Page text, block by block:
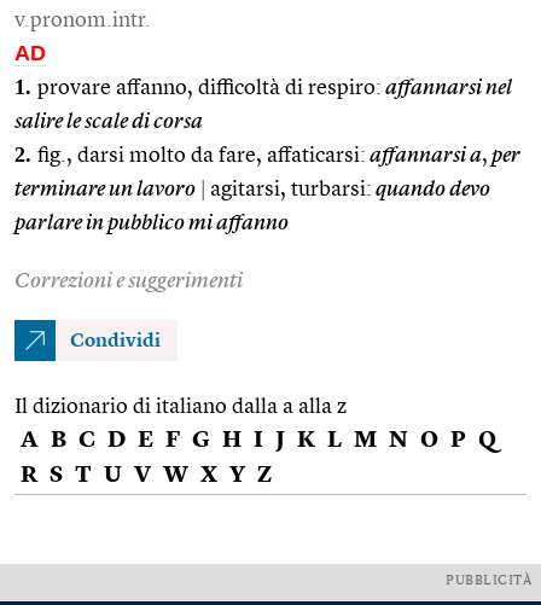
v.pronom.intr.
AD
1. provare affanno, difficoltà di respiro: affannarsi nel
salire le scale di corsa
2. fig., darsi molto da fare, affaticarsi: affannarsi a, per
terminare un lavoro
agitarsi, turbarsi: quando devo
parlare in pubblico mi affanno
Correzioni e suggerimenti
Condividi
Il dizionario di italiano dalla a alla z
A B C D E F G H I J K L M N O P Q
R S T U V W X Y Z
PUBBLICITÀ